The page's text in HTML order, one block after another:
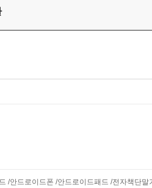
/안드로이드폰 /안드로이드패드 /전자책단